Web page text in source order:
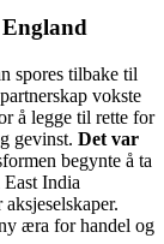
spores tilbake til
vokste
å legge til rette for
gevinst. Det var
begynte å ta
India
æra for handel og